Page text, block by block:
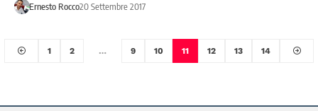
Ernesto Rocco20 Settembre 2017
1 2 … 9 10 11 12 13 14